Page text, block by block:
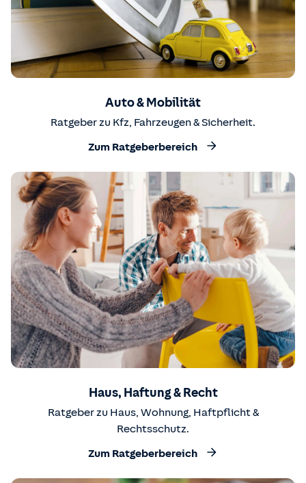
Auto & Mobilität
Ratgeber zu Kfz, Fahrzeugen & Sicherheit.
Zum Ratgeberbereich
Haus, Haftung & Recht
Ratgeber zu Haus, Wohnung, Haftpflicht &
Rechtsschutz.
Zum Ratgeberbereich